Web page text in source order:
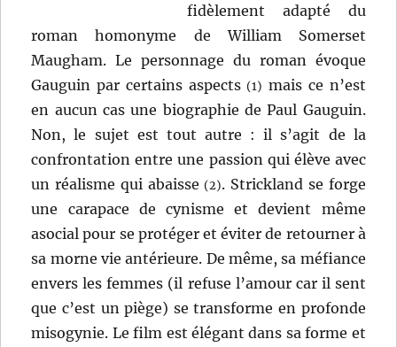
fidèlement adapté du
roman homonyme de William Somerset
Maugham. Le personnage du roman évoque
Gauguin par certains aspects(1) mais ce n’est
en aucun cas une biographie de Paul Gauguin.
Non, le sujet est tout autre : il s’agit de la
confrontation entre une passion qui élève avec
un réalisme qui abaisse(2). Strickland se forge
une carapace de cynisme et devient même
asocial pour se protéger et éviter de retourner à
sa morne vie antérieure. De même, sa méfiance
envers les femmes (il refuse l’amour car il sent
que c’est un piège) se transforme en profonde
misogynie. Le film est élégant dans sa forme et